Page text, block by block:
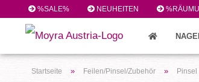
%SALE% NEUHEITEN
FEILEN/
Startseite » Feilen/Pinsel/Zubehör » Pinsel